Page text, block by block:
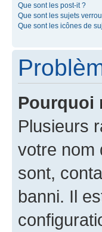
Que sont les post-it ?
Que sont les sujets
Que sont les icônes de
Pourquoi
Plusieurs
votre nom
sont,
banni. Il